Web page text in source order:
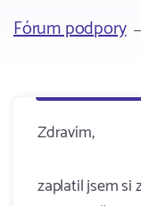
Fórum podpory
Zdravím,
zaplatil jsem si